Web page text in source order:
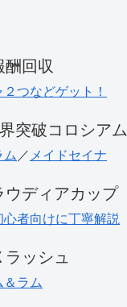
酬回収
つなどゲット！
突破コロシアム
ム ／ メイドセイナ
ウディアカップ
者向けに丁寧解説
ラッシュ
＆ラム